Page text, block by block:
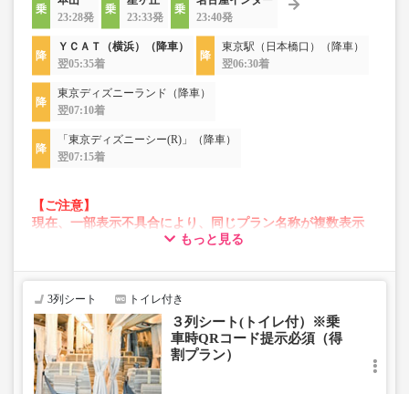
23:28発
23:33発
23:40発
ＹＣＡＴ（横浜）（降車）
翌05:35着
東京駅（日本橋口）（降車）
翌06:30着
東京ディズニーランド（降車）
翌07:10着
「東京ディズニーシー(R)」（降車）
翌07:15着
【ご注意】
現在、一部表示不具合により、同じプラン名称が複数表示
される場合がございます。
います。
お手数をおかけいたしますが、エラー表示が出た場合は、
たします。
もっと見る
3列シート トイレ付き
３列シート(トイレ付）※乗
車時QRコード提示必須（得
割プラン）